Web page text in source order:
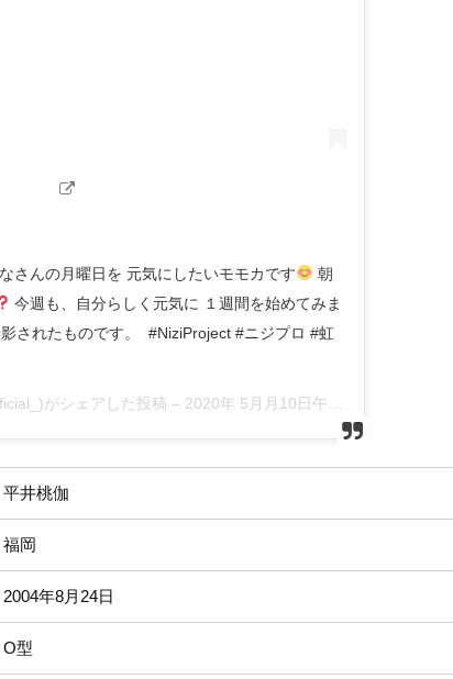
さんの月曜日を 元気にしたいモモカです
朝
今週も、自分らしく元気に １週間を始めてみま
されたものです。 #NiziProject #ニジプロ #虹
がシェアした投稿 – 2020年 5月月10日午後7時00分PDT
平井桃伽
福岡
2004年8月24日
O型